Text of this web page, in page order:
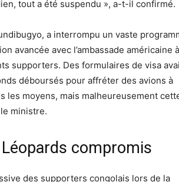
tout a été suspendu », a-t-il confirmé.
a interrompu un vaste
avancée avec l’ambassade américaine à
supporters. Des formulaires de visa
déboursés pour affréter des avions à
les moyens, mais malheureusement
ministre.
compromis
des supporters congolais lors de la